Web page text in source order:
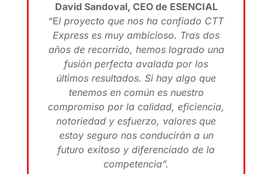
David Sandoval, CEO de ESENCIAL
“El proyecto que nos ha confiado CTT
Express es muy ambicioso. Tras dos
años de recorrido, hemos logrado una
fusión perfecta avalada por los
últimos resultados. Si hay algo que
tenemos en común es nuestro
compromiso por la calidad, eficiencia,
notoriedad y esfuerzo, valores que
estoy seguro nos conducirán a un
futuro exitoso y diferenciado de la
competencia”.